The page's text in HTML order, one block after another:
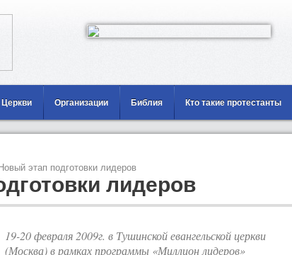
Церкви Организации Библия Кто такие протестанты
Новый этап подготовки лидеров
лидеров
19-20 февраля 2009г. в Тушинской евангельской церкви
(Москва) в рамках программы «Миллион лидеров»